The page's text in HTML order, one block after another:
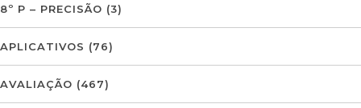
8º P – PRECISÃO (3)
APLICATIVOS (76)
AVALIAÇÃO (467)